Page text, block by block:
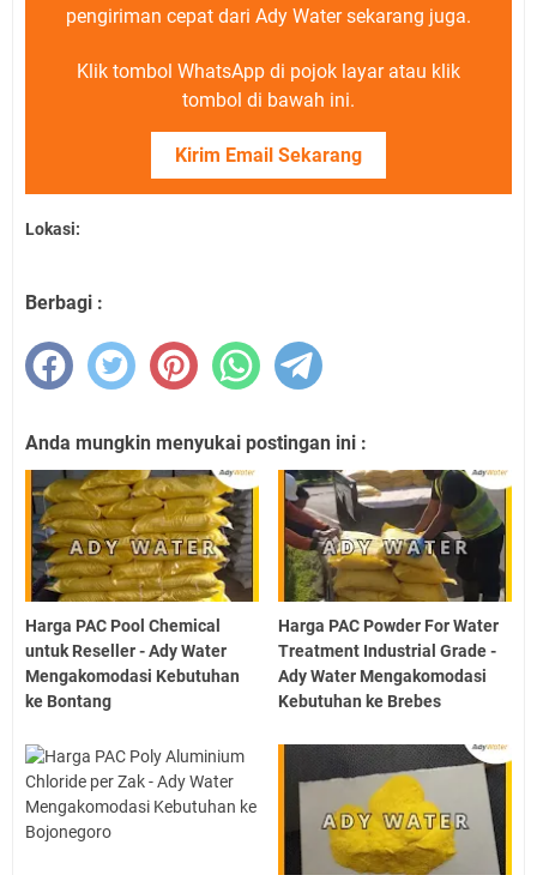
pengiriman cepat dari Ady Water sekarang juga.
Klik tombol WhatsApp di pojok layar atau klik
tombol di bawah ini.
Kirim Email Sekarang
Lokasi:
Berbagi :
Anda mungkin menyukai postingan ini :
Harga PAC Pool Chemical
untuk Reseller - Ady Water
Mengakomodasi Kebutuhan
ke Bontang
Harga PAC Powder For Water
Treatment Industrial Grade -
Ady Water Mengakomodasi
Kebutuhan ke Brebes